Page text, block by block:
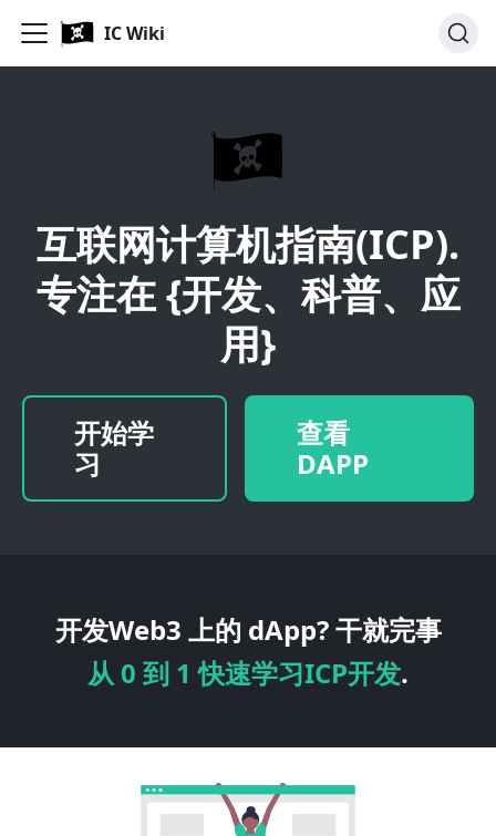
IC Wiki
互联网计算机指南(ICP).
专注在 {开发、科普、应
用}
开始学
习
查看
DAPP
开发Web3 上的 dApp? 干就完事
从 0 到 1 快速学习ICP开发.